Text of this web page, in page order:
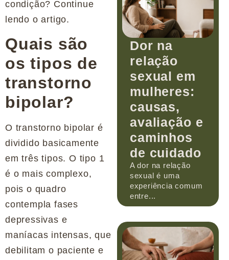
condição? Continue
lendo o artigo.
Quais são
os tipos de
transtorno
bipolar?
O transtorno bipolar é
dividido basicamente
em três tipos. O tipo 1
é o mais complexo,
pois o quadro
contempla fases
depressivas e
maníacas intensas, que
debilitam o paciente e
Dor na
relação
sexual em
mulheres:
causas,
avaliação e
caminhos
de cuidado
A dor na relação
sexual é uma
experiência comum
entre...